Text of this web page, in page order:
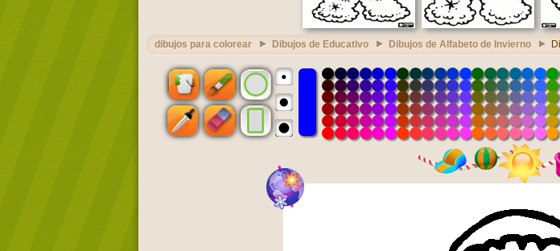
dibujos para colorear Dibujos de Educativo Dibujos de Alfabeto de Invierno